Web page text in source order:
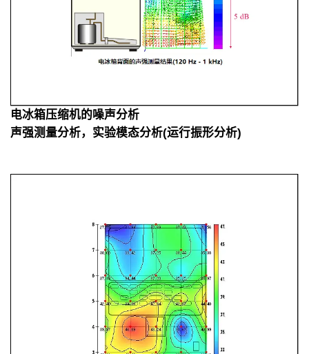
电冰箱压缩机的噪声分析
声强测量分析，实验模态分析(运行振形分析)